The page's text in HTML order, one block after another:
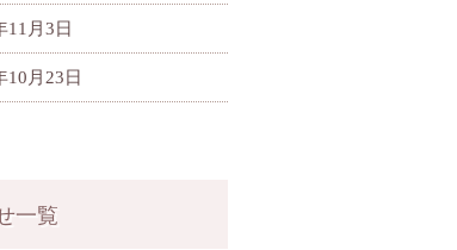
11月3日
10月23日
一覧